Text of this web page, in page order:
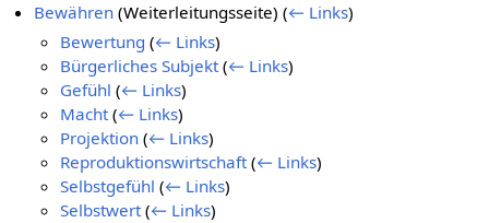
Bewähren (Weiterleitungsseite)(← Links)
Bewertung (← Links)
Bürgerliches Subjekt (← Links)
Gefühl (← Links)
Macht (← Links)
Projektion (← Links)
Reproduktionswirtschaft (← Links)
Selbstgefühl (← Links)
Selbstwert (← Links)